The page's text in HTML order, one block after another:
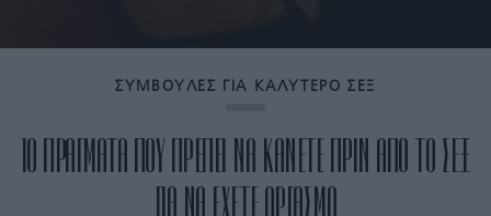
ΣΥΜΒΟΥΛΕΣ ΓΙΑ ΚΑΛΥΤΕΡΟ ΣΕΞ
10 ΠΡΑΓΜΑΤΑ ΠΟΥ ΠΡΕΠΕΙ ΝΑ ΚΑΝΕΤΕ ΠΡΙΝ ΑΠΟ ΤΟ ΣΕΞ
ΓΙΑ ΝΑ ΕΧΕΤΕ ΟΡΓΑΣΜΟ